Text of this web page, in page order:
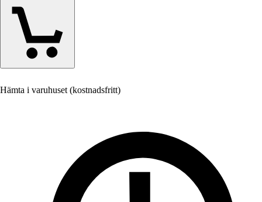
Hämta i varuhuset (kostnadsfritt)